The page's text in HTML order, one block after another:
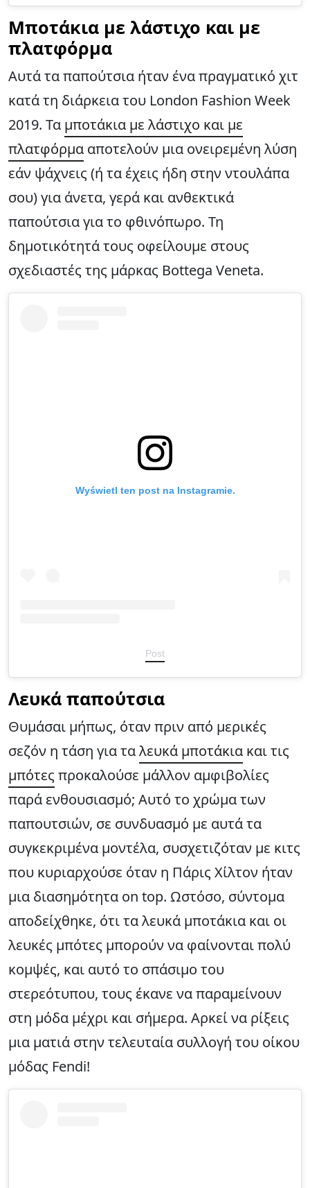
Μποτάκια με λάστιχο και με
πλατφόρμα
Αυτά τα παπούτσια ήταν ένα πραγματικό χιτ
κατά τη διάρκεια του London Fashion Week
2019. Τα μποτάκια με λάστιχο και με
πλατφόρμα αποτελούν μια ονειρεμένη λύση
εάν ψάχνεις (ή τα έχεις ήδη στην ντουλάπα
σου) για άνετα, γερά και ανθεκτικά
παπούτσια για το φθινόπωρο. Τη
δημοτικότητά τους οφείλουμε στους
σχεδιαστές της μάρκας Bottega Veneta.
Wyświetl ten post na Instagramie.
Post
Λευκά παπούτσια
Θυμάσαι μήπως, όταν πριν από μερικές
σεζόν η τάση για ταλευκά μποτάκια και τις
μπότες προκαλούσε μάλλον αμφιβολίες
παρά ενθουσιασμό; Αυτό το χρώμα των
παπουτσιών, σε συνδυασμό με αυτά τα
συγκεκριμένα μοντέλα, συσχετιζόταν με κιτς
που κυριαρχούσε όταν η Πάρις Χίλτον ήταν
μια διασημότητα on top. Ωστόσο, σύντομα
αποδείχθηκε, ότι τα λευκά μποτάκια και οι
λευκές μπότες μπορούν να φαίνονται πολύ
κομψές, και αυτό το σπάσιμο του
στερεότυπου, τους έκανε να παραμείνουν
στη μόδα μέχρι και σήμερα. Αρκεί να ρίξεις
μια ματιά στην τελευταία συλλογή του οίκου
μόδας Fendi!